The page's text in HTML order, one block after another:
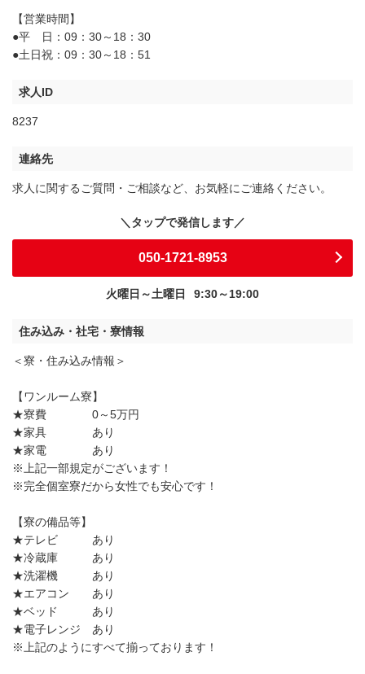
【営業時間】
●平 日：09：30～18：30
●土日祝：09：30～18：51
求人ID
8237
連絡先
求人に関するご質問・ご相談など、お気軽にご連絡ください。
050-1721-8953
火曜日～土曜日 9:30～19:00
住み込み・社宅・寮情報
＜寮・住み込み情報＞
【ワンルーム寮】
★寮費 0～5万円
★家具 あり
★家電 あり
※上記一部規定がございます！
※完全個室寮だから女性でも安心です！
【寮の備品等】
★テレビ あり
★冷蔵庫 あり
★洗濯機 あり
★エアコン あり
★ベッド あり
★電子レンジ あり
※上記のようにすべて揃っております！